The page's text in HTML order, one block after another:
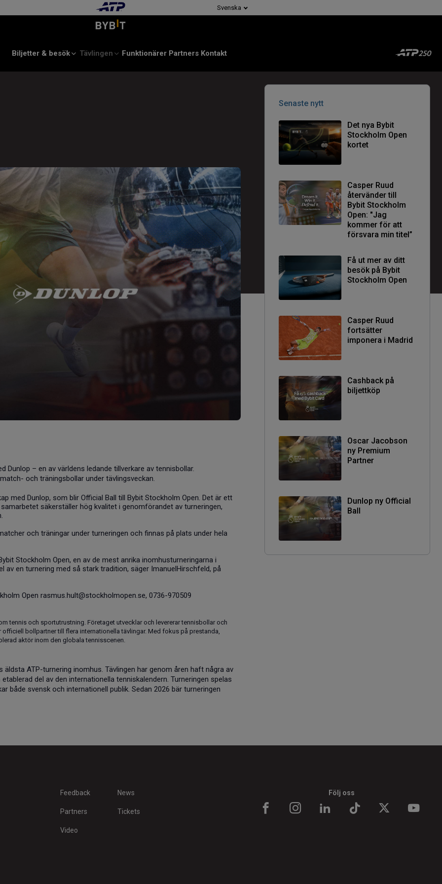
Svenska
Biljetter & besök Tävlingen Funktionärer Partners Kontakt
Dunlop – en av världens ledande tillverkare av tennisbollar.
och träningsbollar under tävlingsveckan.
med Dunlop, som blir Official Ball till Bybit Stockholm Open. Det är ett
säkerställer hög kvalitet i genomförandet av turneringen,
och träningar under turneringen och finnas på plats under hela
Stockholm Open, en av de mest anrika inomhusturneringarna i
av en turnering med så stark tradition, säger ImanuelHirschfeld, på
Open rasmus.hult@stockholmopen.se, 0736-970509
tennis och sportutrustning. Företaget utvecklar och levererar tennisbollar och
bollpartner till flera internationella tävlingar. Med fokus på prestanda,
aktör inom den globala tennisscenen.
ATP-turnering inomhus. Tävlingen har genom åren haft några av
del av den internationella tenniskalendern. Turneringen spelas
både svensk och internationell publik. Sedan 2026 bär turneringen
Senaste nytt
Det nya Bybit
Stockholm Open
kortet
Casper Ruud
återvänder till
Bybit Stockholm
Open: "Jag
kommer för att
försvara min titel”
Få ut mer av ditt
besök på Bybit
Stockholm Open
Casper Ruud
fortsätter
imponera i Madrid
Cashback på
biljettköp
Oscar Jacobson
ny Premium
Partner
Dunlop ny Official
Ball
Feedback News
Partners Tickets
Video
Följ oss